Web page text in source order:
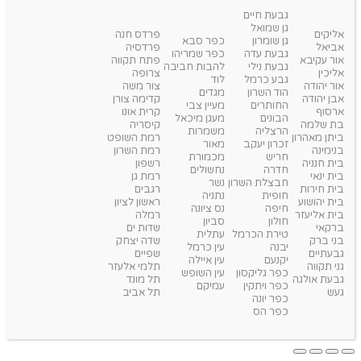
אליקים
אביאל
אור עקיבא
אליכין
אור יהודה
אבן יהודה
ארסוף
בת שלמה
ביתן מאהרון
בנימינה
בית חנניה
בית ינאי
בית חירות
בית יהושוע
בית אליעזר
ברקאי
בני ברק
גבעתיים
גני תקווה
גבעת אולגה
געש
גבעת חיים
גן שמואל
גן שומרון
גבעת עדה
גבעת נילי
גבע כרמל
הוד השרון
החותרים
הבונים
הרצליה
זכרון יעקב
חריש
חדרה
חבצלת השרון
חופית
חיפה
חולון
טירת הכרמל
יבנה
יקנעם
כפר גליקסון
כפר ויתקין
כפר יונה
כפר הס
כפר סבא
כפר שמריהו
להבות חביבה
לוד
מגדים
מעיין צבי
מעגן מיכאל
משמרות
מאור
מכמורת
נחשולים
נשר
נתניה
נס ציונה
סביון
עתלית
עין כרמל
עין איילה
עין השופש
עמיקם
פרדס חנה
פרדסיה
פתח תקווה
צרופה
צור משה
קדימה צורן
קרית אונו
קיסריה
רמת השופט
רמת השרון
רשפון
רמת גן
רגבים
ראשון לציון
רמלה
שדות ים
שדה יצחק
שפיים
תלמי אלעזר
תל מונד
תל אביב